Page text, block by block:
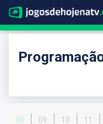
08 09 10 11